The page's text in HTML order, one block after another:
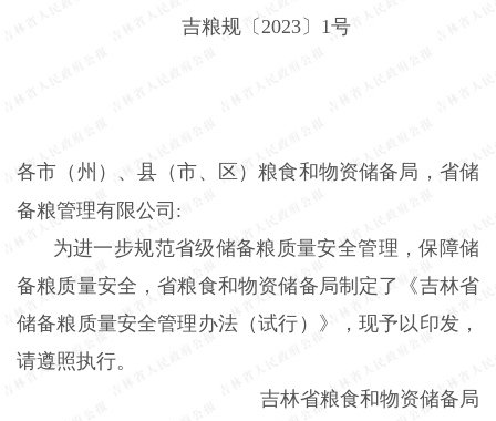
吉粮规〔2023〕1号
各市（州）、县（市、区）粮食和物资储备局，省储
备粮管理有限公司:
为进一步规范省级储备粮质量安全管理，保障储
备粮质量安全，省粮食和物资储备局制定了《吉林省
储备粮质量安全管理办法（试行）》，现予以印发，
请遵照执行。
吉林省粮食和物资储备局